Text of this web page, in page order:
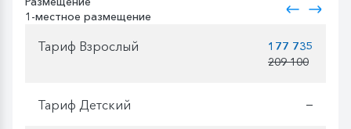
1-местное размещение
Тариф Взрослый
177 735
209 100
Тариф Детский —